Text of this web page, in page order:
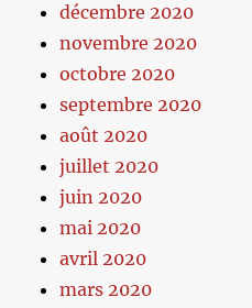
décembre 2020
novembre 2020
octobre 2020
septembre 2020
août 2020
juillet 2020
juin 2020
mai 2020
avril 2020
mars 2020